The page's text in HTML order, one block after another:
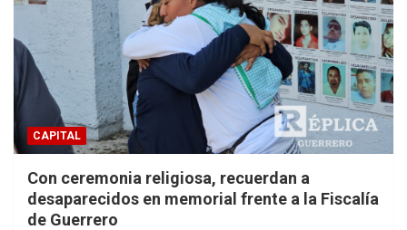
CAPITAL
Con ceremonia religiosa, recuerdan a
desaparecidos en memorial frente a la Fiscalía
de Guerrero